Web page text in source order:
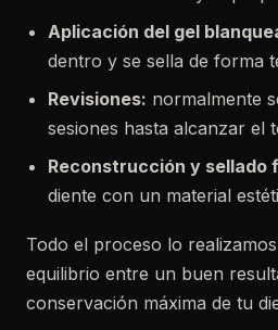
Aplicación del gel
dentro y se sella de forma
Revisiones: normalmente
sesiones hasta alcanzar el
Reconstrucción y sellado
diente con un material
Todo el proceso lo
equilibrio entre un buen
conservación máxima de tu